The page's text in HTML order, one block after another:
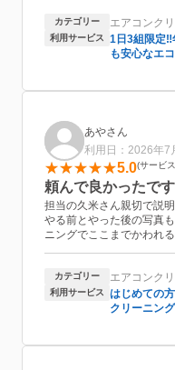
がたかったです。
予約もたくさんあるのに
カテゴリー エアコンク
利用サービス
1日3組限定‼️
も安心なエ
あやさん
利用日：2026年7
5.0 サービス
頼んで良かったです
担当の久米さん親切で説
やる前とやった後の写真
ニングでここまでかわれ
2台して頂きましたが、
またリピートさせていた
カテゴリー エアコンク
利用サービス
はじめての
クリーニン